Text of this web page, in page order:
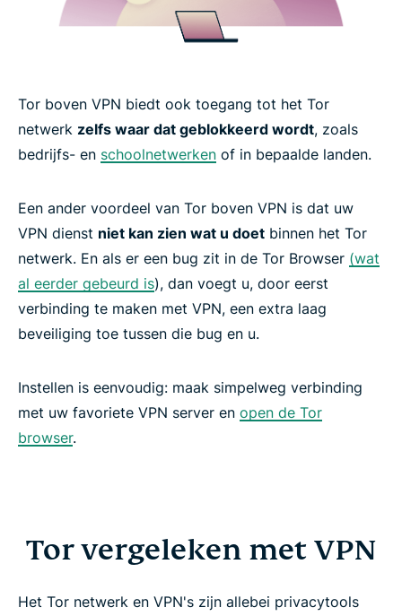
ExpressVPN features built for the Tor network
What people are saying about ExpressVPN
Get the ultimate privacy duo risk-free
Tor boven VPN biedt ook toegang tot het Tor
netwerk zelfs waar dat geblokkeerd wordt, zoals
bedrijfs- en schoolnetwerken of in bepaalde landen.
Een ander voordeel van Tor boven VPN is dat uw
VPN dienst niet kan zien wat u doet binnen het Tor
netwerk. En als er een bug zit in de Tor Browser (wat
al eerder gebeurd is), dan voegt u, door eerst
verbinding te maken met VPN, een extra laag
beveiliging toe tussen die bug en u.
Instellen is eenvoudig: maak simpelweg verbinding
met uw favoriete VPN server en open de Tor
browser.
Tor vergeleken met VPN
Het Tor netwerk en VPN's zijn allebei privacytools